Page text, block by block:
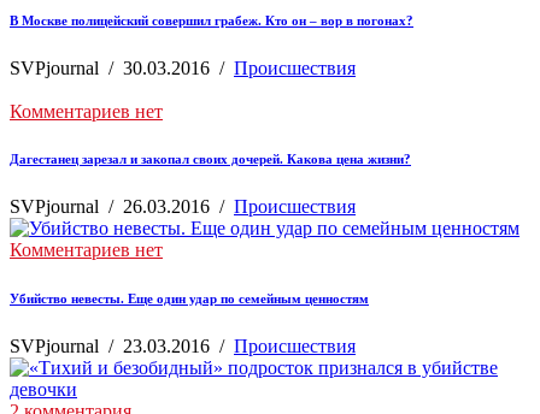
В Москве полицейский совершил грабеж. Кто он – вор в погонах?
SVPjournal / 30.03.2016 / Происшествия
Комментариев нет
Дагестанец зарезал и закопал своих дочерей. Какова цена жизни?
SVPjournal / 26.03.2016 / Происшествия
Комментариев нет
Убийство невесты. Еще один удар по семейным ценностям
SVPjournal / 23.03.2016 / Происшествия